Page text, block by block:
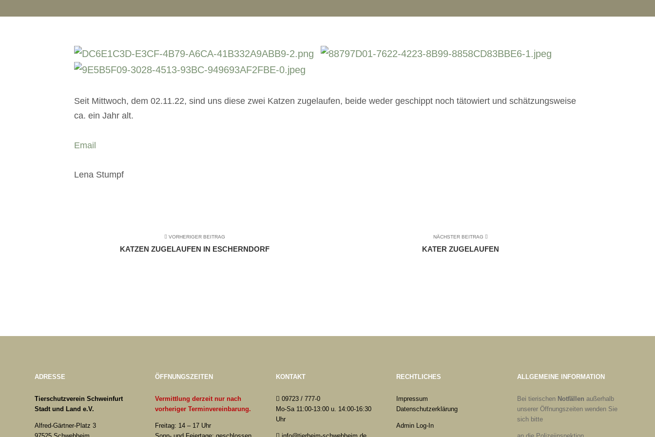
Seit Mittwoch, dem 02.11.22, sind uns diese zwei Katzen zugelaufen, beide weder geschippt noch tätowiert und schätzungsweise
ca. ein Jahr alt.
Email
Lena Stumpf
VORHERIGER BEITRAG
KATZEN ZUGELAUFEN IN ESCHERNDORF
NÄCHSTER BEITRAG
KATER ZUGELAUFEN
ADRESSE
Tierschutzverein Schweinfurt
Stadt und Land e.V.
Alfred-Gärtner-Platz 3
ÖFFNUNGSZEITEN
Vermittlung derzeit nur nach
vorheriger Terminvereinbarung.
Freitag: 14 – 17 Uhr
KONTAKT
09723 / 777-0
Mo-Sa 11:00-13:00 u. 14:00-16:30
Uhr
RECHTLICHES
Impressum
Datenschutzerklärung
Admin Log-In
ALLGEMEINE INFORMATION
Bei tierischen Notfällen außerhalb
unserer Öffnungszeiten wenden Sie
sich bitte